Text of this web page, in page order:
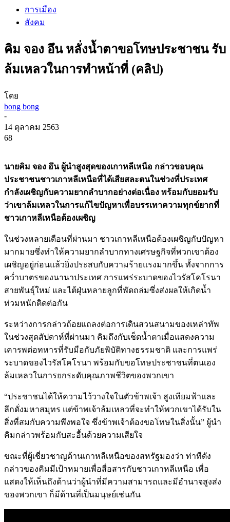
การเมือง
สังคม
คิม จอง อึน หลั่งน้ำตาขอโทษประชาชน รับ
ล้มเหลวในการทำหน้าที่ (คลิป)
โดย
bong bong
-
14 ตุลาคม 2563
68
นายคิม จอง อึน ผู้นำสูงสุดของเกาหลีเหนือ กล่าวขอบคุณ
ประชาชนชาวเกาหลีเหนือที่ได้เสียสละตนในช่วงที่ประเทศ
กำลังเผชิญกับความยากลำบากอย่างต่อเนื่อง พร้อมกับยอมรับ
ว่าเขาล้มเหลวในการแก้ไขปัญหาเพื่อบรรเทาความทุกข์ยากที่
ชาวเกาหลีเหนือต้องเผชิญ
ในช่วงหลายเดือนที่ผ่านมา ชาวเกาหลีเหนือต้องเผชิญกับปัญหา
มากมายซึ่งทำให้ความยากลำบากทางเศรษฐกิจที่พวกเขาต้อง
เผชิญอยู่ก่อนแล้วยิ่งประสบกับความร้ายแรงมากขึ้น ทั้งจากการ
คว่ำบาตรของนานาประเทศ การแพร่ระบาดของไวรัสโคโรนา
สายพันธุ์ใหม่ และไต้ฝุ่นหลายลูกที่พัดถล่มซึ่งส่งผลให้เกิดน้ำ
ท่วมหนักติดต่อกัน
ระหว่างการกล่าวถ้อยแถลงต่อการเดินสวนสนามของเหล่าทัพ
ในช่วงสุดสัปดาห์ที่ผ่านมา คิมถึงกับเช็ดน้ำตาเมื่อแสดงความ
เคารพต่อทหารที่รับมือกับภัยพิบัติทางธรรมชาติ และการแพร่
ระบาดของไวรัสโคโรนา พร้อมกับขอโทษประชาชนที่ตนเอง
ล้มเหลวในการยกระดับคุณภาพชีวิตของพวกเขา
“ประชาชนได้ให้ความไว้วางใจในตัวข้าพเจ้า สูงเทียมฟ้าและ
ลึกดั่งมหาสมุทร แต่ข้าพเจ้าล้มเหลวที่จะทำให้พวกเขาได้รับใน
สิ่งที่สมกับความพึงพอใจ ซึ่งข้าพเจ้าต้องขอโทษในสิ่งนั้น” ผู้นำ
คิมกล่าวพร้อมกับสะอื้นด้วยความเสียใจ
ขณะที่ผู้เชี่ยวชาญด้านเกาหลีเหนือของสหรัฐมองว่า ท่าทีดัง
กล่าวของคิมมีเป้าหมายเพื่อสื่อสารกับชาวเกาหลีเหนือ เพื่อ
แสดงให้เห็นถึงด้านว่าผู้นำที่มีความสามารถและมีอำนาจสูงส่ง
ของพวกเขา ก็มีด้านที่เป็นมนุษย์เช่นกัน